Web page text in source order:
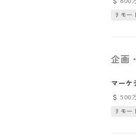
リモー
企画
マーケ
500
リモー